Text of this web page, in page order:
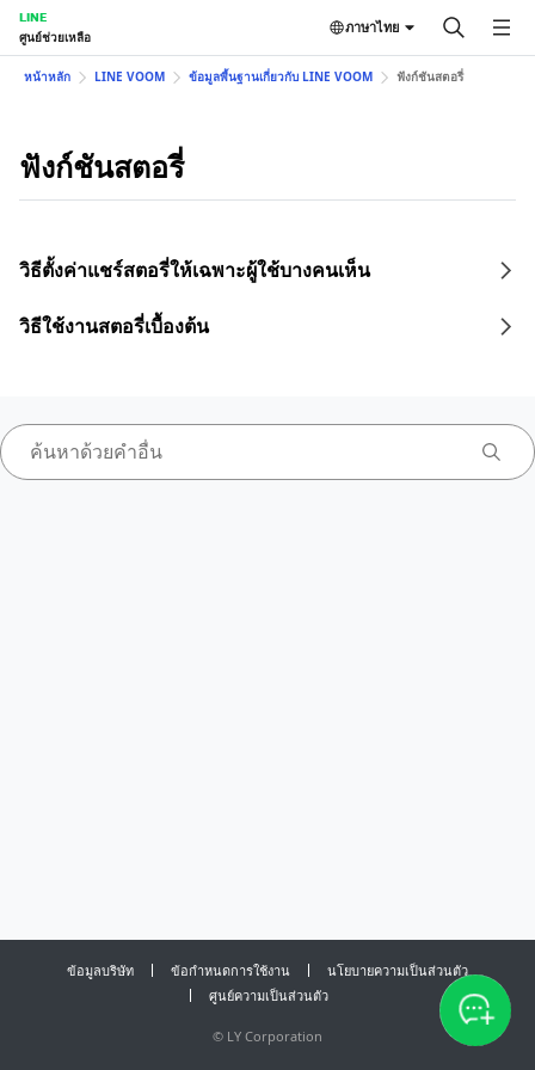
LINE
ศูนย์ช่วยเหลือ
ภาษาไทย
หน้าหลัก LINE VOOM ข้อมูลพื้นฐานเกี่ยวกับ LINE VOOM ฟังก์ชันสตอรี่
ฟังก์ชันสตอรี่
วิธีตั้งค่าแชร์สตอรี่ให้เฉพาะผู้ใช้บางคนเห็น
วิธีใช้งานสตอรี่เบื้องต้น
ข้อมูลบริษัท ข้อกำหนดการใช้งาน
นโยบายความเป็นส่วนตัว
ศูนย์ความเป็นส่วนตัว
© LY Corporation